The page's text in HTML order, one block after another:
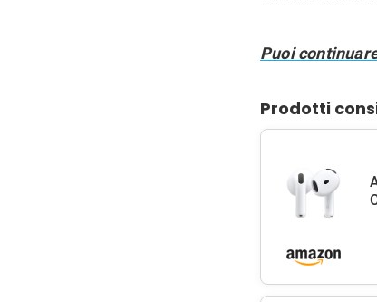
Puoi
Prodotti